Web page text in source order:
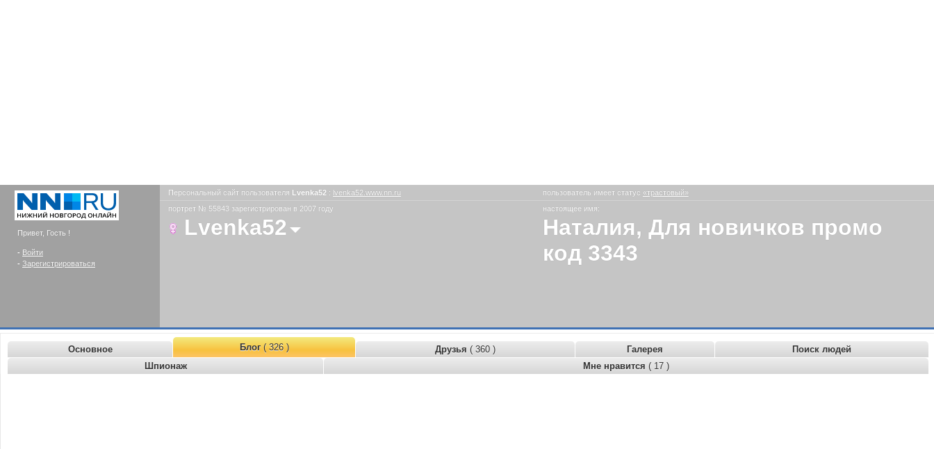
Привет, Гость !
- Войти
- Зарегистрироваться
Персональный сайт пользователя Lvenka52 : lvenka52.www.nn.ru пользователь имеет статус «трастовый»
портрет № 55843 зарегистрирован в 2007 году
Lvenka52
настоящее имя:
Наталия, Для новичков промо
код 3343
Основное Блог( 326 ) Друзья ( 360 ) Галерея
Поиск людей
Шпионаж
Мне нравится ( 17 )